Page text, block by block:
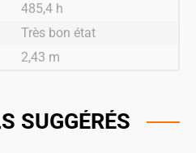
485,4 h
Très bon état
2,43 m
SUGGÉRÉS